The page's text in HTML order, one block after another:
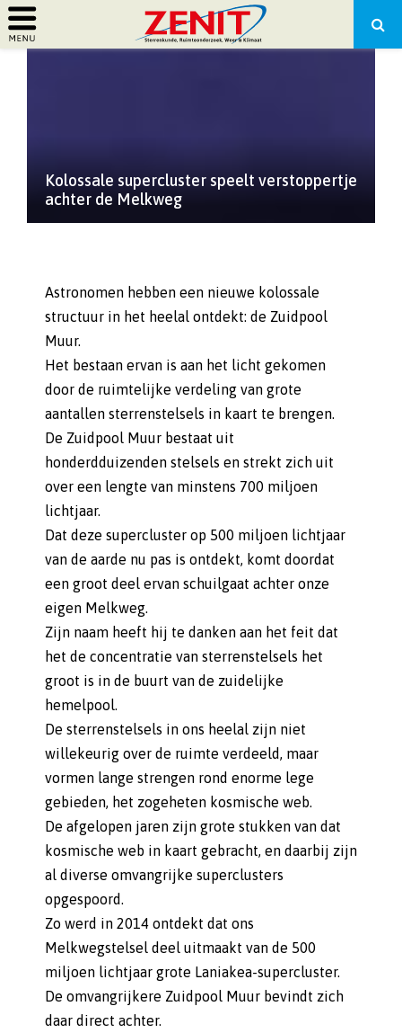
PRIMARY
Kolossale supercluster speelt verstoppertje
achter de Melkweg
Astronomen hebben een nieuwe kolossale
structuur in het heelal ontdekt: de Zuidpool
Muur.
Het bestaan ervan is aan het licht gekomen
door de ruimtelijke verdeling van grote
aantallen sterrenstelsels in kaart te brengen.
De Zuidpool Muur bestaat uit
honderdduizenden stelsels en strekt zich uit
over een lengte van minstens 700 miljoen
lichtjaar.
Dat deze supercluster op 500 miljoen lichtjaar
van de aarde nu pas is ontdekt, komt doordat
een groot deel ervan schuilgaat achter onze
eigen Melkweg.
Zijn naam heeft hij te danken aan het feit dat
het de concentratie van sterrenstelsels het
groot is in de buurt van de zuidelijke
hemelpool.
De sterrenstelsels in ons heelal zijn niet
willekeurig over de ruimte verdeeld, maar
vormen lange strengen rond enorme lege
gebieden, het zogeheten kosmische web.
De afgelopen jaren zijn grote stukken van dat
kosmische web in kaart gebracht, en daarbij zijn
al diverse omvangrijke superclusters
opgespoord.
Zo werd in 2014 ontdekt dat ons
Melkwegstelsel deel uitmaakt van de 500
miljoen lichtjaar grote Laniakea-supercluster.
De omvangrijkere Zuidpool Muur bevindt zich
daar direct achter.